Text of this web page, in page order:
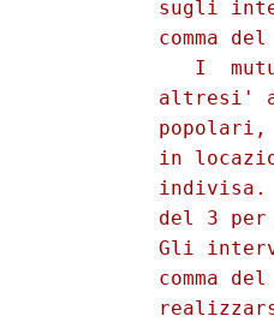
sugli
comma del
I
altresi'
in
del 3
Gli
comma